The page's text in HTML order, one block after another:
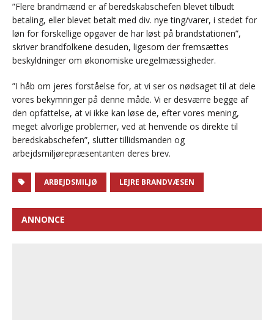
”Flere brandmænd er af beredskabschefen blevet tilbudt
betaling, eller blevet betalt med div. nye ting/varer, i stedet for
løn for forskellige opgaver de har løst på brandstationen”,
skriver brandfolkene desuden, ligesom der fremsættes
beskyldninger om økonomiske uregelmæssigheder.
”I håb om jeres forståelse for, at vi ser os nødsaget til at dele
vores bekymringer på denne måde. Vi er desværre begge af
den opfattelse, at vi ikke kan løse de, efter vores mening,
meget alvorlige problemer, ved at henvende os direkte til
beredskabschefen”, slutter tillidsmanden og
arbejdsmiljørepræsentanten deres brev.
ARBEJDSMILJØ LEJRE BRANDVÆSEN
ANNONCE